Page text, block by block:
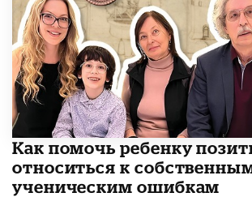
Как помочь ребенку
относиться к
ученическим ошибкам